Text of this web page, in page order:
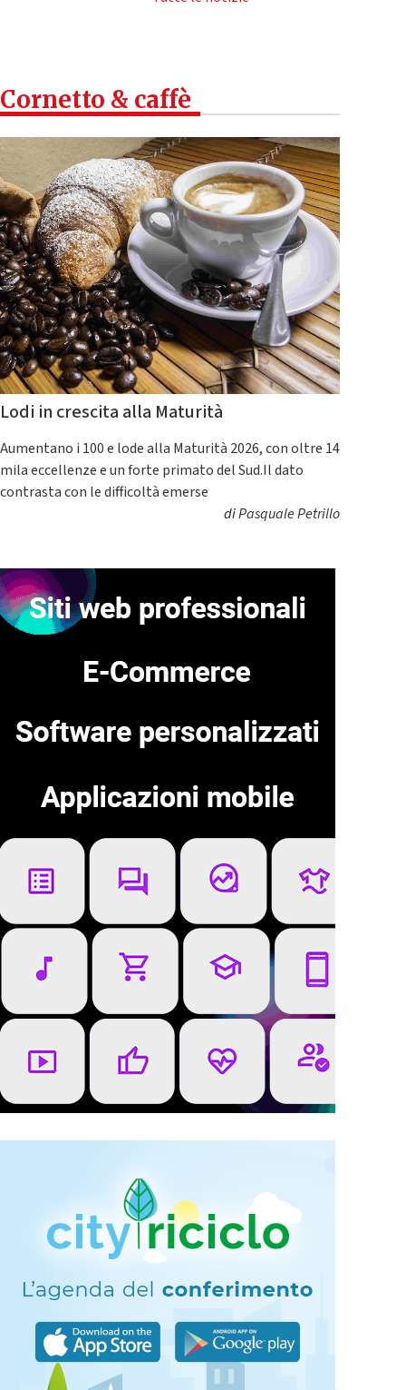
Cornetto & caffè
Lodi in crescita alla Maturità
Aumentano i 100 e lode alla Maturità 2026, con oltre 14
mila eccellenze e un forte primato del Sud.Il dato
contrasta con le difficoltà emerse
diPasquale Petrillo